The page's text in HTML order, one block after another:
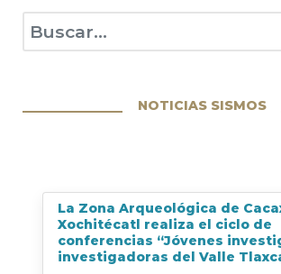
NOTICIAS SISMOS
La Zona Arqueológica de
Xochitécatl realiza el ciclo de
conferencias “Jóvenes
investigadoras del Valle